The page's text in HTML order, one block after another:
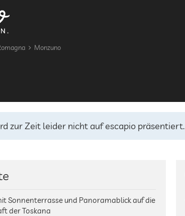
Monzuno
zur Zeit leider nicht auf escapio präsentiert.
Sonnenterrasse und Panoramablick auf die
der Toskana